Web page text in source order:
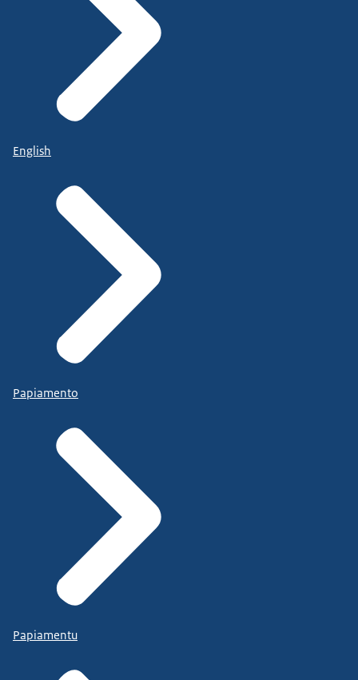
English
Papiamento
Papiamentu